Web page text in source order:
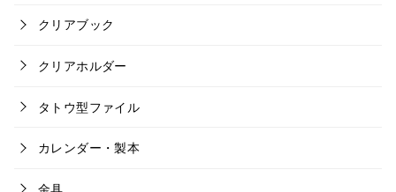
クリアブック
クリアホルダー
タトウ型ファイル
カレンダー・製本
金具